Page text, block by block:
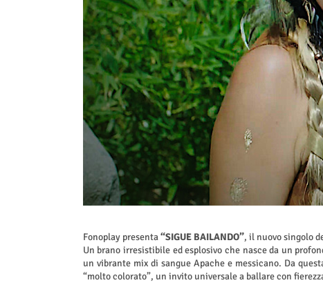
Fonoplay presenta“SIGUE BAILANDO”, il nuovo singolo
Un brano irresistibile ed esplosivo che nasce da un
un vibrante mix di sangue Apache e messicano. Da
“molto colorato”, un invito universale a ballare con